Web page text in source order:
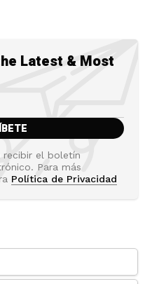
Latest & Most
recibir el boletín
Para más
Política de Privacidad